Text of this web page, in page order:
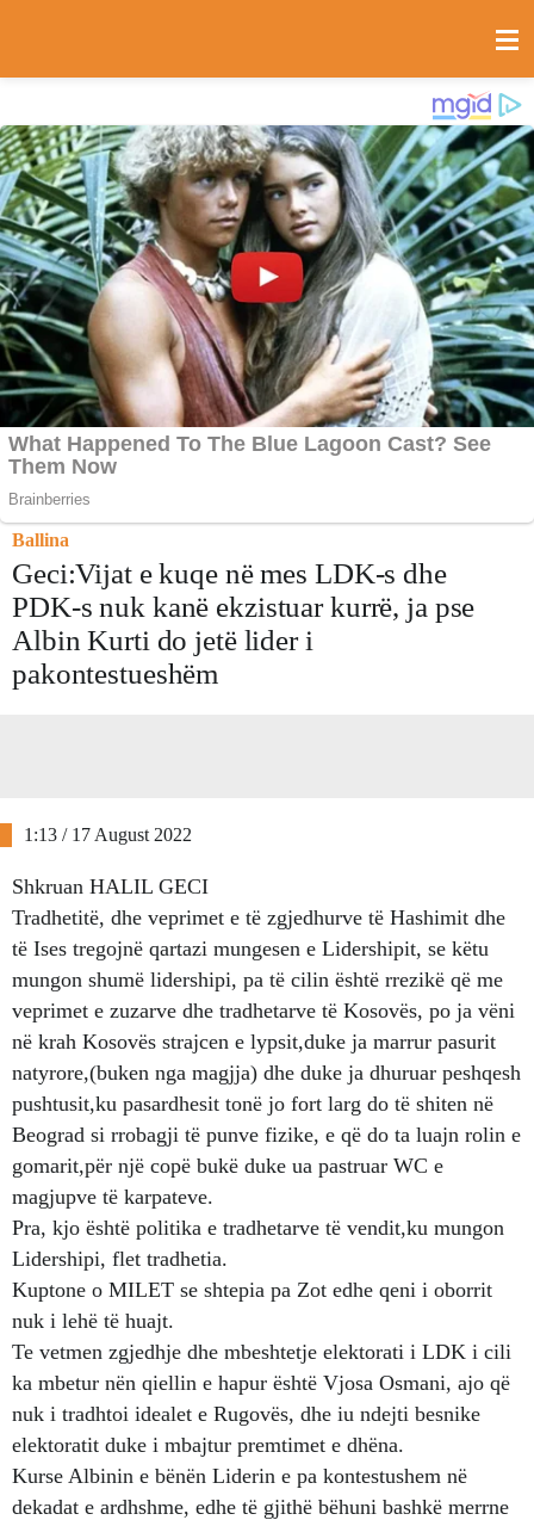
Ballina
Geci:Vijat e kuqe në mes LDK-s dhe
PDK-s nuk kanë ekzistuar kurrë, ja pse
Albin Kurti do jetë lider i
pakontestueshëm
1:13 / 17 August 2022
Shkruan HALIL GECI
Tradhetitë, dhe veprimet e të zgjedhurve të Hashimit dhe
të Ises tregojnë qartazi mungesen e Lidershipit, se këtu
mungon shumë lidershipi, pa të cilin është rrezikë që me
veprimet e zuzarve dhe tradhetarve të Kosovës, po ja vëni
në krah Kosovës strajcen e lypsit,duke ja marrur pasurit
natyrore,(buken nga magjja) dhe duke ja dhuruar peshqesh
pushtusit,ku pasardhesit tonë jo fort larg do të shiten në
Beograd si rrobagji të punve fizike, e që do ta luajn rolin e
gomarit,për një copë bukë duke ua pastruar WC e
magjupve të karpateve.
Pra, kjo është politika e tradhetarve të vendit,ku mungon
Lidershipi, flet tradhetia.
Kuptone o MILET se shtepia pa Zot edhe qeni i oborrit
nuk i lehë të huajt.
Te vetmen zgjedhje dhe mbeshtetje elektorati i LDK i cili
ka mbetur nën qiellin e hapur është Vjosa Osmani, ajo që
nuk i tradhtoi idealet e Rugovës, dhe iu ndejti besnike
elektoratit duke i mbajtur premtimet e dhëna.
Kurse Albinin e bënën Liderin e pa kontestushem në
dekadat e ardhshme, edhe të gjithë bëhuni bashkë merrne